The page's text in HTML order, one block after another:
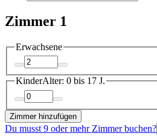
Zimmer 1
Erwachsene
KinderAlter: 0 bis 17 J.
Zimmer hinzufügen
Du musst 9 oder mehr Zimmer buchen?